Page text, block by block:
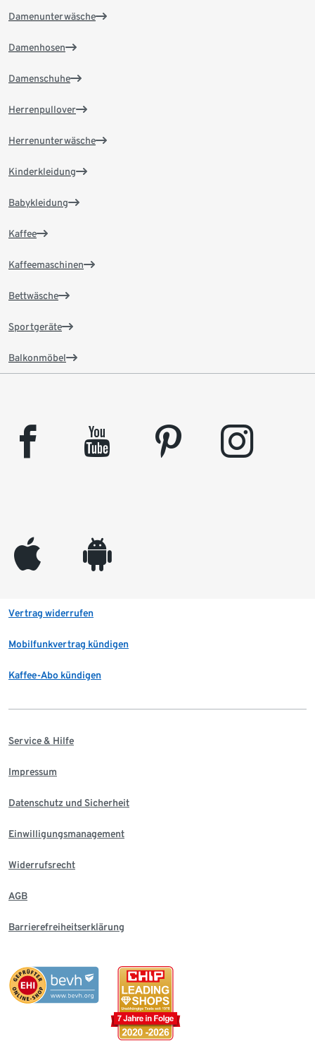
Damenunterwäsche
Damenhosen
Damenschuhe
Herrenpullover
Herrenunterwäsche
Kinderkleidung
Babykleidung
Kaffee
Kaffeemaschinen
Bettwäsche
Sportgeräte
Balkonmöbel
facebook youtube pinterest instagram
appleinc android
Vertrag widerrufen
Mobilfunkvertrag kündigen
Kaffee-Abo kündigen
Service & Hilfe
Impressum
Datenschutz und Sicherheit
Einwilligungsmanagement
Widerrufsrecht
AGB
Barrierefreiheitserklärung